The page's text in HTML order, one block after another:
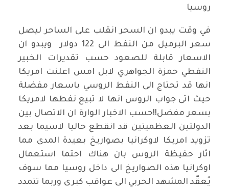
روسيا
في وقت يبدو ان السحر انقلب على الساحر ليصل
سعر البرميل من النفط الى 122 دولار ويبدو ان
الاسعار قابلة للصعود حسب تقديرات الخبير
النفطي حمزة الجواهري لابل امس اعلنت امريكا
انها قد تحتاج الى النفط الروسي باسعار مفضلة
حيث اتى جواب الروس انها لا تبيع نفطها لامريكا
بسعر مفضل!!حسب الاخبار الوارة ان الاتصال بين
الدولتين العظميتين قد انقطع حاليا لاسيما بعد
تزويد امريكا لاوكرانيا بصواريخ بعيدة المدى مما
اثار حفيظة الروس بان هناك احتما استعمال
اوكرانيا هذه الصواريخ الى داخل روسيا مما سوف
يًعقّد المشهد الحربي الى عواقب كبرى وربما تتمدد